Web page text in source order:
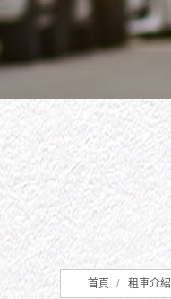
首頁 租車介紹